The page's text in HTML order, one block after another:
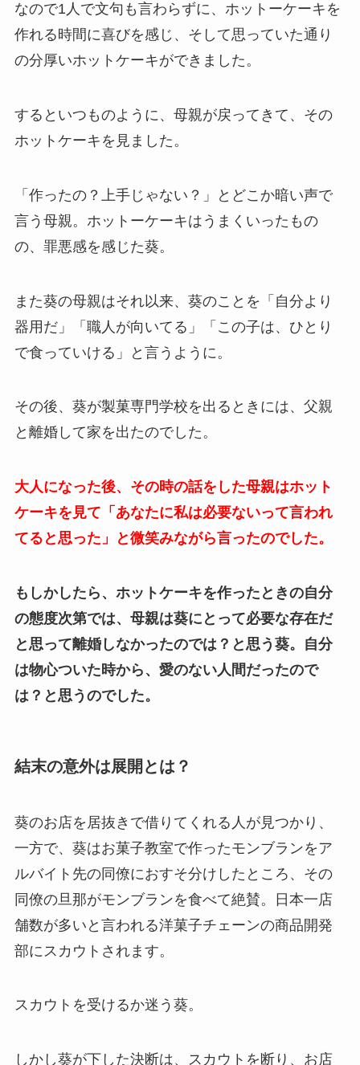
なので1人で文句も言わらずに、ホットーケーキを
作れる時間に喜びを感じ、そして思っていた通り
の分厚いホットケーキができました。
するといつものように、母親が戻ってきて、その
ホットケーキを見ました。
「作ったの？上手じゃない？」とどこか暗い声で
言う母親。ホットーケーキはうまくいったもの
の、罪悪感を感じた葵。
また葵の母親はそれ以来、葵のことを「自分より
器用だ」「職人が向いてる」「この子は、ひとり
で食っていける」と言うように。
その後、葵が製菓専門学校を出るときには、父親
と離婚して家を出たのでした。
大人になった後、その時の話をした母親はホット
ケーキを見て「あなたに私は必要ないって言われ
てると思った」と微笑みながら言ったのでした。
もしかしたら、ホットケーキを作ったときの自分
の態度次第では、母親は葵にとって必要な存在だ
と思って離婚しなかったのでは？と思う葵。自分
は物心ついた時から、愛のない人間だったので
は？と思うのでした。
結末の意外は展開とは？
葵のお店を居抜きで借りてくれる人が見つかり、
一方で、葵はお菓子教室で作ったモンブランをア
ルバイト先の同僚におすそ分けしたところ、その
同僚の旦那がモンブランを食べて絶賛。日本一店
舗数が多いと言われる洋菓子チェーンの商品開発
部にスカウトされます。
スカウトを受けるか迷う葵。
しかし葵が下した決断は、スカウトを断り、お店